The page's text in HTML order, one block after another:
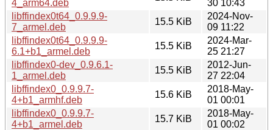
4_arm64.deb
30 10:43
libffindex0t64_0.9.9.9-
7_armel.deb
15.5 KiB
2024-Nov-
09 11:22
libffindex0t64_0.9.9.9-
6.1+b1_armel.deb
15.5 KiB
2024-Mar-
25 21:27
libffindex0-dev_0.9.6.1-
1_armel.deb
15.5 KiB
2012-Jun-
27 22:04
libffindex0_0.9.9.7-
4+b1_armhf.deb
15.6 KiB
2018-May-
01 00:01
libffindex0_0.9.9.7-
4+b1_armel.deb
15.7 KiB
2018-May-
01 00:02